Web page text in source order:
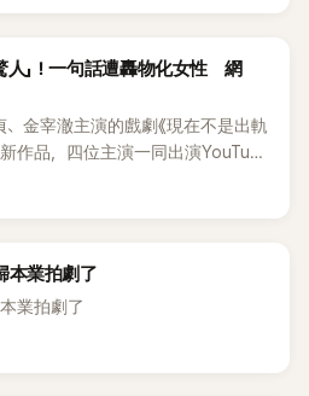
與圈外男友結婚，婚後育有兩個
也即將突破百萬訂閱，近年內容深
二春。
人」！一句話遭轟物化女性 網
金宰澈主演的戲劇《現在不是出軌
作品，四位主演一同出演YouTube
卻意外掀起爭議。不少網友認
本業拍劇了
業拍劇了